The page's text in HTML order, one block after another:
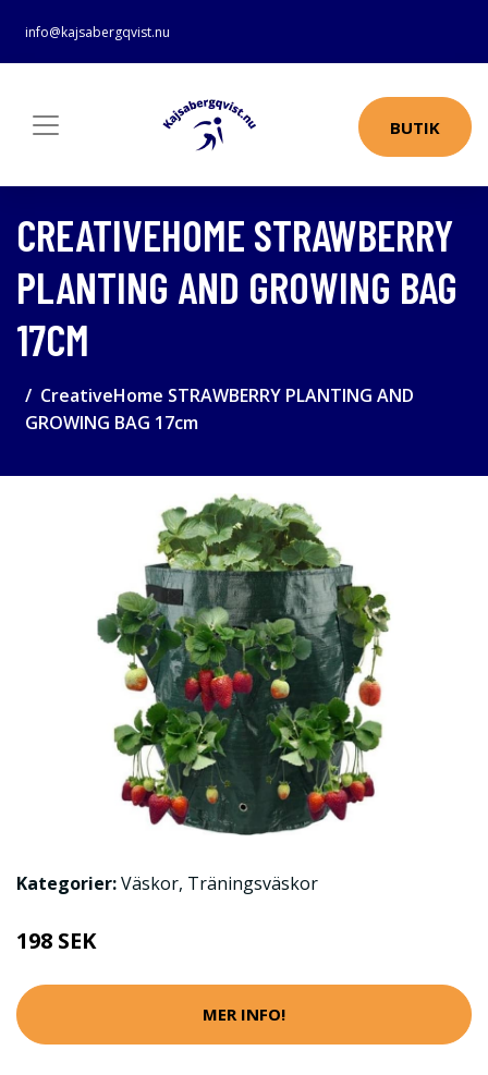
info@kajsabergqvist.nu
BUTIK
CREATIVEHOME STRAWBERRY
PLANTING AND GROWING BAG
17CM
CreativeHome STRAWBERRY PLANTING AND
GROWING BAG 17cm
Kategorier:Väskor, Träningsväskor
198 SEK
MER INFO!